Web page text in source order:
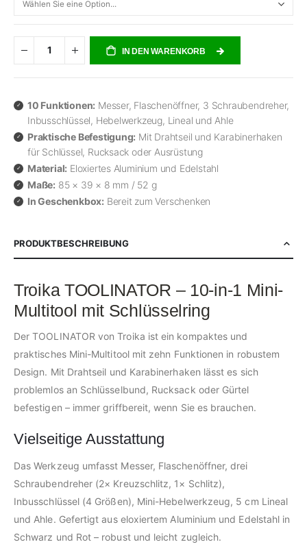
IN DEN WARENKORB
10 Funktionen: Messer, Flaschenöffner, 3 Schraubendreher,
Inbusschlüssel, Hebelwerkzeug, Lineal und Ahle
Praktische Befestigung: Mit Drahtseil und Karabinerhaken
für Schlüssel, Rucksack oder Ausrüstung
Material: Eloxiertes Aluminium und Edelstahl
Maße: 85 × 39 × 8 mm / 52 g
In Geschenkbox: Bereit zum Verschenken
PRODUKTBESCHREIBUNG
Troika TOOLINATOR – 10-in-1 Mini-
Multitool mit Schlüsselring
Der TOOLINATOR von Troika ist ein kompaktes und
praktisches Mini-Multitool mit zehn Funktionen in robustem
Design. Mit Drahtseil und Karabinerhaken lässt es sich
problemlos an Schlüsselbund, Rucksack oder Gürtel
befestigen – immer griffbereit, wenn Sie es brauchen.
Vielseitige Ausstattung
Das Werkzeug umfasst Messer, Flaschenöffner, drei
Schraubendreher (2× Kreuzschlitz, 1× Schlitz),
Inbusschlüssel (4 Größen), Mini-Hebelwerkzeug, 5 cm Lineal
und Ahle. Gefertigt aus eloxiertem Aluminium und Edelstahl in
Schwarz und Rot – robust und leicht zugleich.